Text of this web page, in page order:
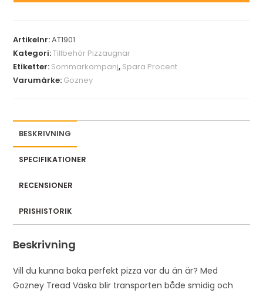
o
u
r
e
l
s
o
Artikelnr:AT1901
Kategori:Tillbehör Pizzaugnar
Etiketter: Sommarkampanj, Spara Procent
Varumärke: Gozney
BESKRIVNING
SPECIFIKATIONER
RECENSIONER
PRISHISTORIK
Beskrivning
Vill du kunna baka perfekt pizza var du än är? Med
Gozney Tread Väska blir transporten både smidig och